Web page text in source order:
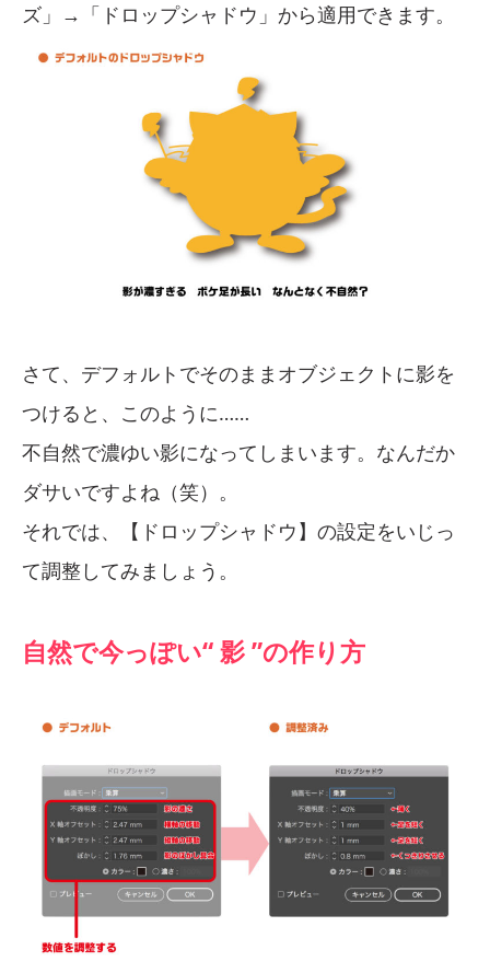
ズ」→「ドロップシャドウ」から適用できます。
さて、デフォルトでそのままオブジェクトに影を
つけると、このように……
不自然で濃ゆい影になってしまいます。なんだか
ダサいですよね（笑）。
それでは、【ドロップシャドウ】の設定をいじっ
て調整してみましょう。
自然で今っぽい“ 影 ”の作り方